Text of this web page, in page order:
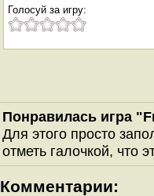
Голосуй за игру:
Понравилась игра
Для этого просто
отметь галочкой, что
Комментарии: